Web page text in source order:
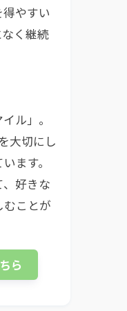
やすい
く継続
ル」。
大切にし
ます。
、好きな
むことが
ら